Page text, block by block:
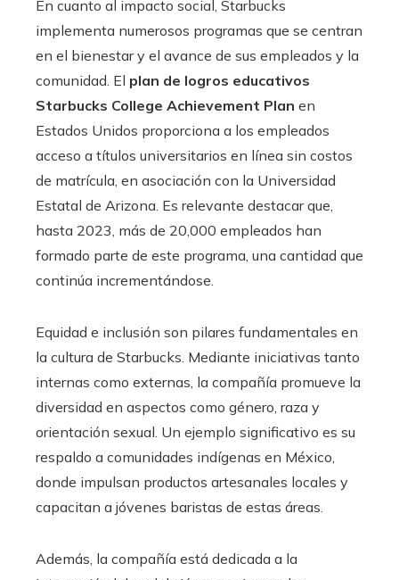
En cuanto al impacto social, Starbucks
implementa numerosos programas que se centran
en el bienestar y el avance de sus empleados y la
comunidad. El plan de logros educativos
Starbucks College Achievement Plan en
Estados Unidos proporciona a los empleados
acceso a títulos universitarios en línea sin costos
de matrícula, en asociación con la Universidad
Estatal de Arizona. Es relevante destacar que,
hasta 2023, más de 20,000 empleados han
formado parte de este programa, una cantidad que
continúa incrementándose.
Equidad e inclusión son pilares fundamentales en
la cultura de Starbucks. Mediante iniciativas tanto
internas como externas, la compañía promueve la
diversidad en aspectos como género, raza y
orientación sexual. Un ejemplo significativo es su
respaldo a comunidades indígenas en México,
donde impulsan productos artesanales locales y
capacitan a jóvenes baristas de estas áreas.
Además, la compañía está dedicada a la